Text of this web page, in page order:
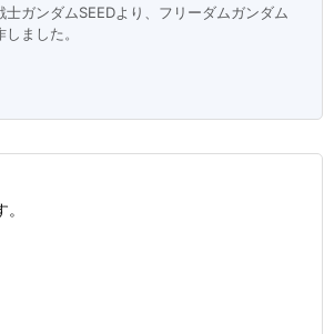
士ガンダムSEEDより、フリーダムガンダム
しました。